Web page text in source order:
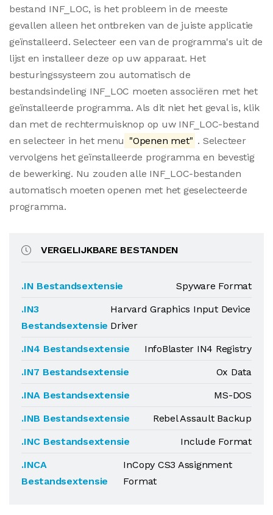
bestand INF_LOC, is het probleem in de meeste
gevallen alleen het ontbreken van de juiste applicatie
geïnstalleerd. Selecteer een van de programma's uit de
lijst en installeer deze op uw apparaat. Het
besturingssysteem zou automatisch de
bestandsindeling INF_LOC moeten associëren met het
geïnstalleerde programma. Als dit niet het geval is, klik
dan met de rechtermuisknop op uw INF_LOC-bestand
en selecteer in het menu "Openen met" . Selecteer
vervolgens het geïnstalleerde programma en bevestig
de bewerking. Nu zouden alle INF_LOC-bestanden
automatisch moeten openen met het geselecteerde
programma.
VERGELIJKBARE BESTANDEN
.IN Bestandsextensie
Spyware Format
.IN3
Bestandsextensie
Harvard Graphics Input Device
Driver
.IN4 Bestandsextensie
InfoBlaster IN4 Registry
.IN7 Bestandsextensie
Ox Data
.INA Bestandsextensie
MS-DOS
.INB Bestandsextensie
Rebel Assault Backup
.INC Bestandsextensie
Include Format
.INCA
Bestandsextensie
InCopy CS3 Assignment
Format